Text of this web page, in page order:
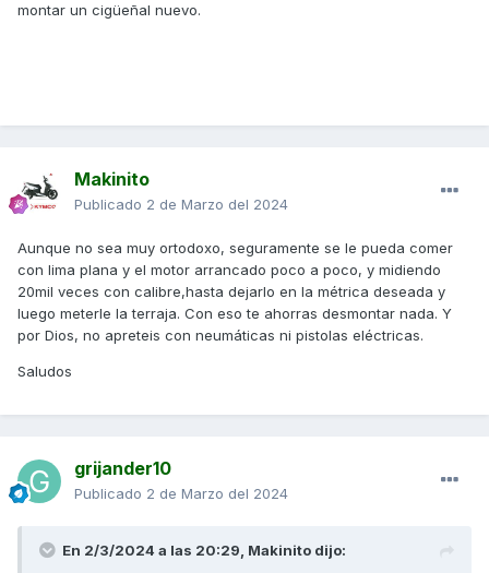
montar un cigüeñal nuevo.
Makinito
Publicado 2 de Marzo del 2024
Aunque no sea muy ortodoxo, seguramente se le pueda comer
con lima plana y el motor arrancado poco a poco, y midiendo
20mil veces con calibre,hasta dejarlo en la métrica deseada y
luego meterle la terraja. Con eso te ahorras desmontar nada. Y
por Dios, no apreteis con neumáticas ni pistolas eléctricas.
Saludos
grijander10
Publicado 2 de Marzo del 2024
En 2/3/2024 a las 20:29, Makinito dijo: